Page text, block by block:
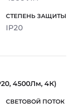
IP20
4500Лм, 4К)